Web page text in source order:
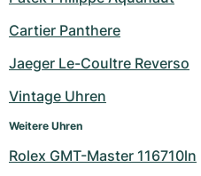
Milgauss
Oyster Perpetual
Yacht-Master
Yacht-Master II
Damenuhren
Ronde
Rotonde
Crash
Pasha
Professional
Bentley
Transocean
Cockpit
Formula 1
Grand Carrera
Gebraucht
Damenuhren
Portofino
Portugieser
Da Vinci
Aquatimer
Spirit of Big Bang
King Power
Gebraucht
Cartier Panthere
Jaeger Le-Coultre Reverso
Vintage Uhren
Weitere Uhren
Rolex GMT-Master 116710ln